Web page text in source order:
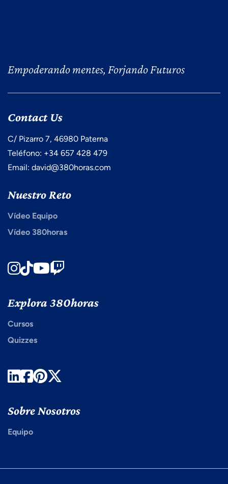
Empoderando mentes, Forjando Futuros
Contact Us
C/ Pizarro 7, 46980 Paterna
Teléfono: +34 657 428 479
Email: david@380horas.com
Nuestro Reto
Vídeo Equipo
Vídeo 380horas
Instagram
TikTokYoutube
Explora 380horas
Cursos
Quizzes
LinkedIn
Facebook
Pinterest
Sobre Nosotros
Equipo